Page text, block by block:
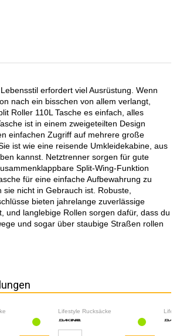
erfordert viel Ausrüstung. Wenn
nach ein bisschen von allem verlangt,
Roller 110L Tasche es einfach, alles
ist in einem zweigeteilten Design
einfachen Zugriff auf mehrere große
ist wie eine reisende Umkleidekabine, aus
kannst. Netztrenner sorgen für gute
Split-Wing-Funktion
für eine einfache Aufbewahrung zu
sie nicht in Gebrauch ist. Robuste,
bieten jahrelange zuverlässige
und langlebige Rollen sorgen dafür, dass du
und sogar über staubige Straßen rollen
Lifestyle Rucksäcke